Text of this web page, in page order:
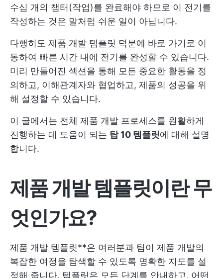
수십 개의 챕터(작업)를 완료해야 하므로 이 전기를
작성하는 것은 말처럼 쉬운 일이 아닙니다.
다행히도 제품 개발 템플릿 덕분에 바로 가기로 이
동하여 빠른 시간 내에 전기를 완성할 수 있습니다.
미리 만들어진 섹션을 통해 모든 중요한 활동을 정
의하고, 이해관계자와 협업하고, 제품의 성공을 위
해 설정할 수 있습니다.
이 글에서는 전체 제품 개발 프로세스를 원활하게
진행하는 데 도움이 되는 탑 10 템플릿에 대해 설명
합니다.
제품 개발 템플릿이란 무
엇인가요?
제품 개발 템플릿**은 여러분과 팀이 제품 개발의
복잡한 여정을 탐색할 수 있도록 명확한 지도를 설
정해 줍니다. 템플릿은 모든 단계를 안내하고, 어떤